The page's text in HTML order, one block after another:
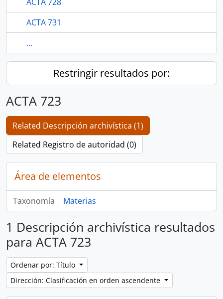
ACTA 731
...
Restringir resultados por:
ACTA 723
Related Descripción archivística (1)
Related Registro de autoridad (0)
Área de elementos
Taxonomía Materias
1 Descripción archivística resultados
para ACTA 723
Ordenar por: Título
Dirección: Clasificación en orden ascendente